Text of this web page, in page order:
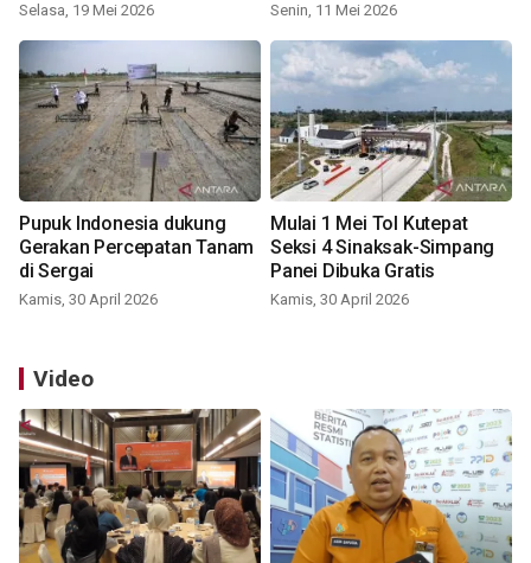
Selasa, 19 Mei 2026 Senin, 11 Mei 2026
Pupuk Indonesia dukung
Gerakan Percepatan Tanam
di Sergai
Kamis, 30 April 2026
Mulai 1 Mei Tol Kutepat
Seksi 4 Sinaksak-Simpang
Panei Dibuka Gratis
Kamis, 30 April 2026
Video